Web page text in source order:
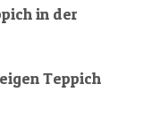
in der
Teppich